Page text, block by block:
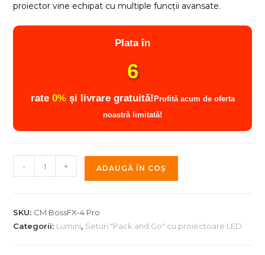
proiector vine echipat cu multiple funcții avansate.
Plata în
6
rate 0%și livrare gratuită! Profită acum de oferta
noastră limitată!
Cantitate
Set
BossFX-
- + ADAUGĂ ÎN COȘ
SKU: CM BossFX-4 Pro
Categorii: Lumini, Seturi "Pack and Go" cu proiectoare LED